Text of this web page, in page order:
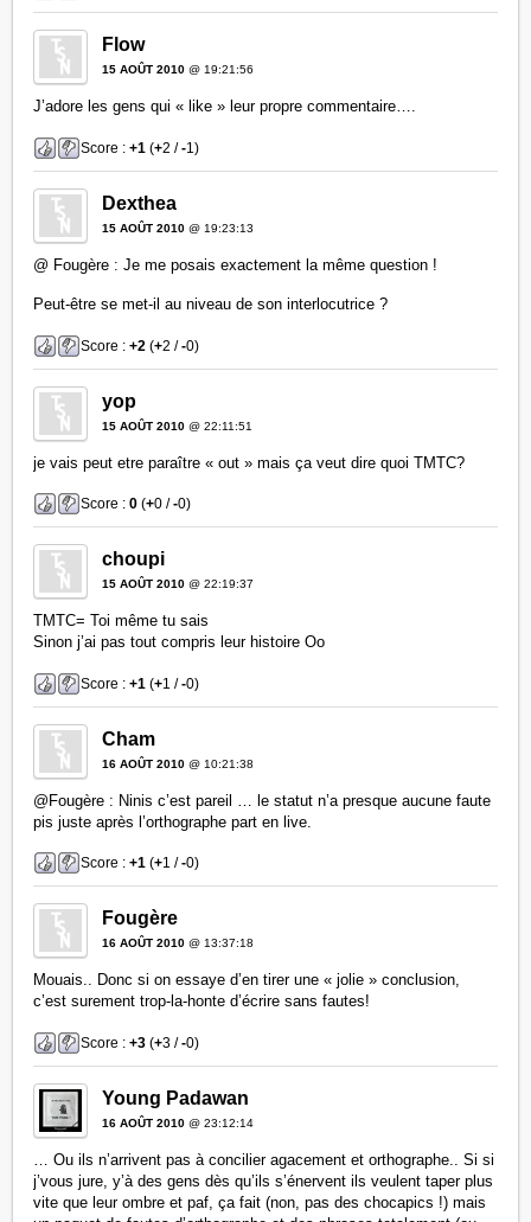
Flow
15 AOÛT 2010 @ 19:21:56
J’adore les gens qui « like » leur propre commentaire….
Score :+1 (+2 /-1)
Dexthea
15 AOÛT 2010 @ 19:23:13
@ Fougère : Je me posais exactement la même question !
Peut-être se met-il au niveau de son interlocutrice ?
Score :+2 (+2 /-0)
yop
15 AOÛT 2010 @ 22:11:51
je vais peut etre paraître « out » mais ça veut dire quoi TMTC?
Score :0 (+0 /-0)
choupi
15 AOÛT 2010 @ 22:19:37
TMTC= Toi même tu sais
Sinon j’ai pas tout compris leur histoire Oo
Score :+1 (+1 /-0)
Cham
16 AOÛT 2010 @ 10:21:38
@Fougère : Ninis c’est pareil … le statut n’a presque aucune faute
pis juste après l’orthographe part en live.
Score :+1 (+1 /-0)
Fougère
16 AOÛT 2010 @ 13:37:18
Mouais.. Donc si on essaye d’en tirer une « jolie » conclusion,
c’est surement trop-la-honte d’écrire sans fautes!
Score :+3 (+3 /-0)
Young Padawan
16 AOÛT 2010 @ 23:12:14
… Ou ils n’arrivent pas à concilier agacement et orthographe.. Si si
j’vous jure, y’à des gens dès qu’ils s’énervent ils veulent taper plus
vite que leur ombre et paf, ça fait (non, pas des chocapics !) mais